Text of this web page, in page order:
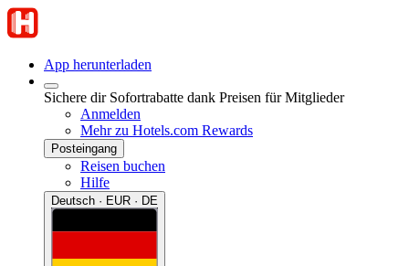
App herunterladen
Sichere dir Sofortrabatte dank Preisen für Mitglieder
Anmelden
Mehr zu Hotels.com Rewards
Posteingang
Reisen buchen
Hilfe
Deutsch · EUR · DE